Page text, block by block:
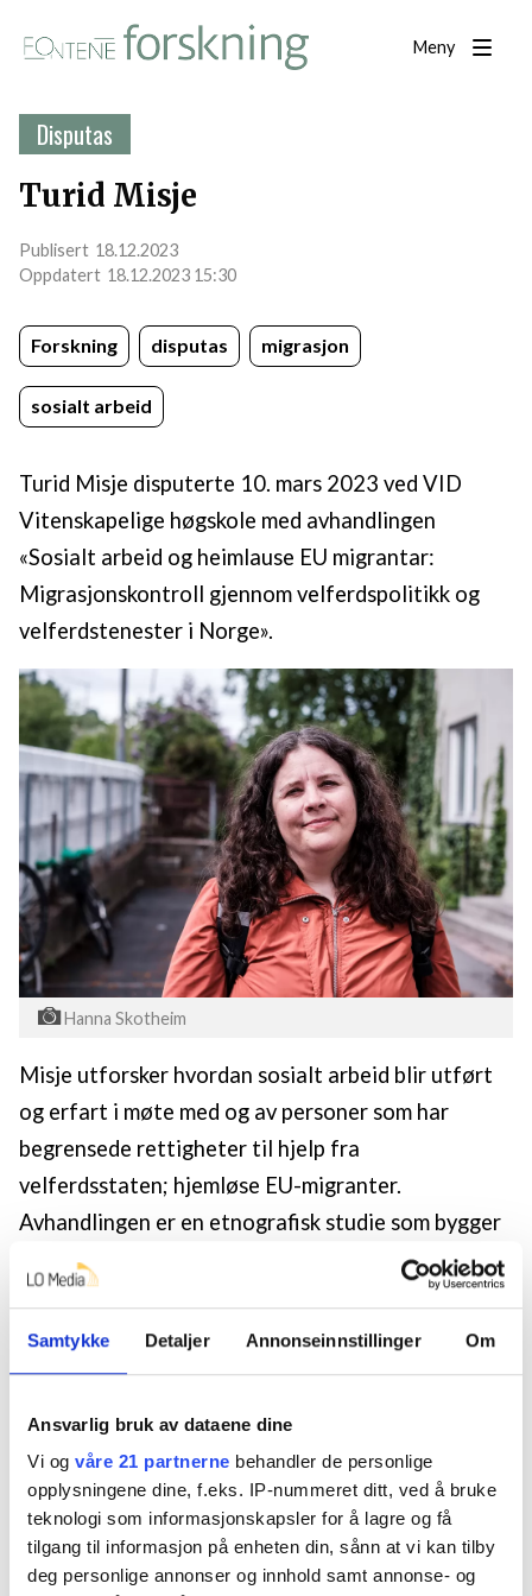
Samtykke Detaljer Annonseinnstillinger Om
Ansvarlig bruk av dataene dine
Vi og våre 21 partnerne behandler de personlige
opplysningene dine, f.eks. IP-nummeret ditt, ved å bruke
teknologi som informasjonskapsler for å lagre og få
tilgang til informasjon på enheten din, sånn at vi kan tilby
deg personlige annonser og innhold samt annonse- og
Meny
Disputas
Turid Misje
18.12.2023
18.12.2023 15:30
Forskning disputas migrasjon
sosialt arbeid
Turid Misje disputerte 10. mars 2023 ved VID
Vitenskapelige høgskole med avhandlingen
«Sosialt arbeid og heimlause EU migrantar:
Migrasjonskontroll gjennom velferdspolitikk og
velferdstenester i Norge».
Hanna Skotheim
Misje utforsker hvordan sosialt arbeid blir utført
og erfart i møte med og av personer som har
begrensede rettigheter til hjelp fra
velferdsstaten; hjemløse EU-migranter.
Avhandlingen er en etnografisk studie som bygger
på feltarbeid i Oslo i 2017 2018. Observasjonene
og argumentene som danner grunnlag for
avhandlingen, framhever de mange ulike måtene
den norske velferdsstatens ønske om
innebærer at velferdspolitikken og
velferdstjenestene både opererer som og skaper
interne former for grensekontroll. Misje viser
hvordan dette konstruerer og former de sosiale
tjenestene med hjemløse EU-migranter, og